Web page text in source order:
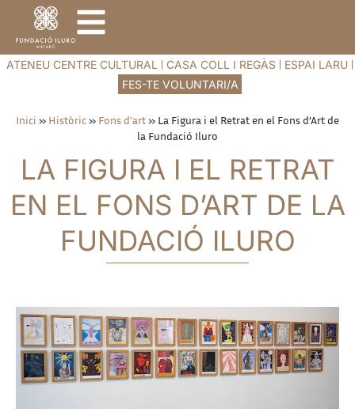
ATENEU CENTRE CULTURAL CASA COLL I REGÀS
ESPAI LARU
FES-TE VOLUNTARI/A
Inici » Històric» Fons d'art» La Figura i el Retrat en el Fons d’Art de
la Fundació Iluro
LA FIGURA I EL RETRAT
EN EL FONS D’ART DE LA
FUNDACIÓ ILURO